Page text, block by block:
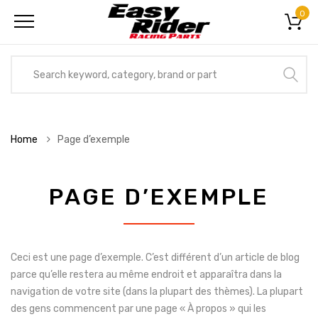
0
Home Page d’exemple
PAGE D’EXEMPLE
Ceci est une page d’exemple. C’est différent d’un article de blog
parce qu’elle restera au même endroit et apparaîtra dans la
navigation de votre site (dans la plupart des thèmes). La plupart
des gens commencent par une page « À propos » qui les